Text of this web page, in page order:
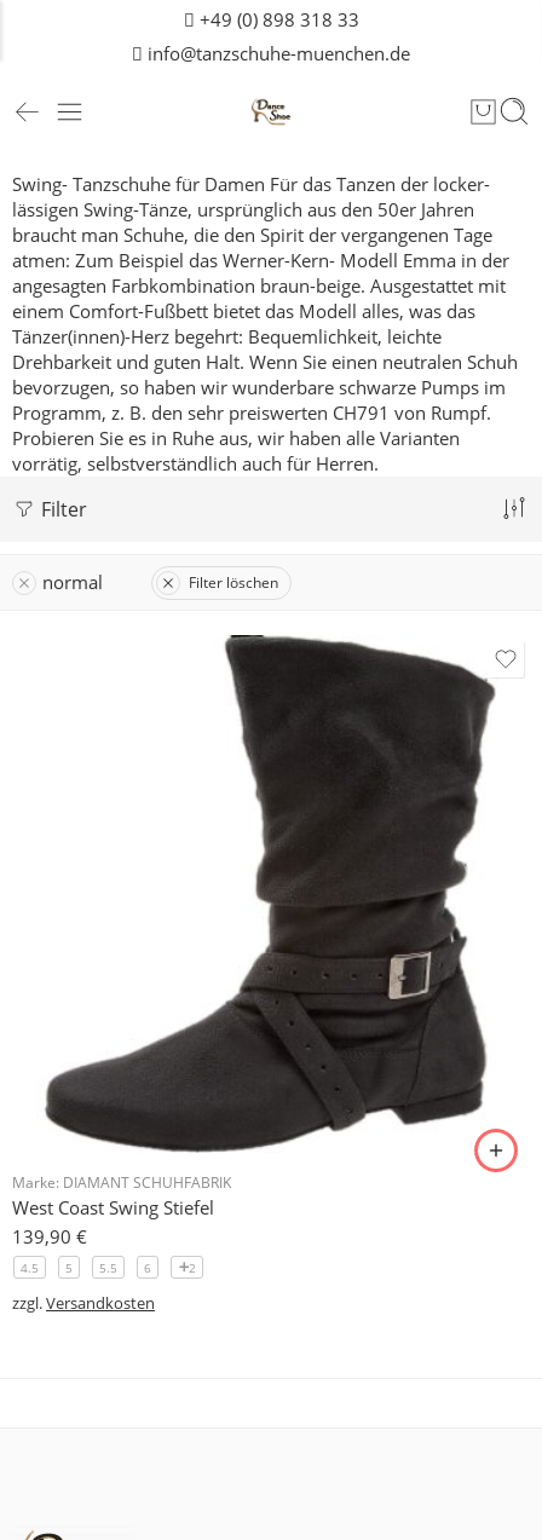
+49 (0) 898 318 33
info@tanzschuhe-muenchen.de
Swing- Tanzschuhe für Damen Für das Tanzen der locker-
lässigen Swing-Tänze, ursprünglich aus den 50er Jahren
braucht man Schuhe, die den Spirit der vergangenen Tage
atmen: Zum Beispiel das Werner-Kern- Modell Emma in der
angesagten Farbkombination braun-beige. Ausgestattet mit
einem Comfort-Fußbett bietet das Modell alles, was das
Tänzer(innen)-Herz begehrt: Bequemlichkeit, leichte
Drehbarkeit und guten Halt. Wenn Sie einen neutralen Schuh
bevorzugen, so haben wir wunderbare schwarze Pumps im
Programm, z. B. den sehr preiswerten CH791 von Rumpf.
Probieren Sie es in Ruhe aus, wir haben alle Varianten
vorrätig, selbstverständlich auch für Herren.
Filter
normal Filter löschen
Marke: DIAMANT SCHUHFABRIK
West Coast Swing Stiefel
139,90 €
4.5 5 5.5 6 2
zzgl.Versandkosten